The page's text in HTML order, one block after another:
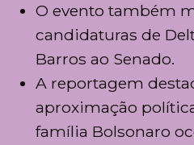
O evento também
candidaturas de
Barros ao Senado.
A reportagem
aproximação
família Bolsonaro